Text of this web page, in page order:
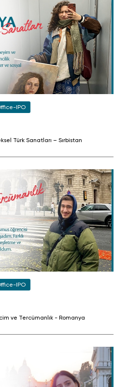
IPO
Türk Sanatları – Sırbistan
IPO
ve Tercümanlık - Romanya